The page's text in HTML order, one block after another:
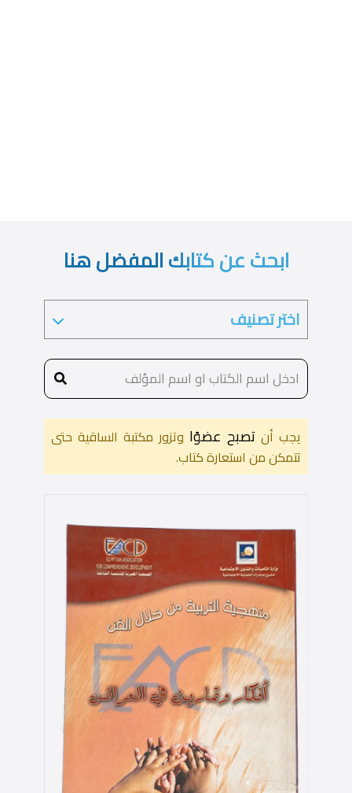
ابحث عن كتابك المفضل هنا
يجب أن تصبح عضوًا وتزور مكتبة الساقية حتى
تتمكن من استعارة كتاب.